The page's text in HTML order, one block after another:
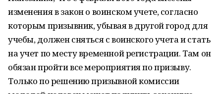
изменения в закон о воинском учете, согласно
которым призывник, убывая в другой город для
учебы, должен сняться с воинского учета и стать
на учет по месту временной регистрации. Там он
обязан пройти все мероприятия по призыву.
Только по решению призывной комиссии